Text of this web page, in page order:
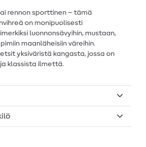
rennon sporttinen – tämä
on monipuolisesti
luonnonsävyihin, mustaan,
maanläheisiin väreihin.
etsit yksiväristä kangasta, jossa on
klassista ilmettä.